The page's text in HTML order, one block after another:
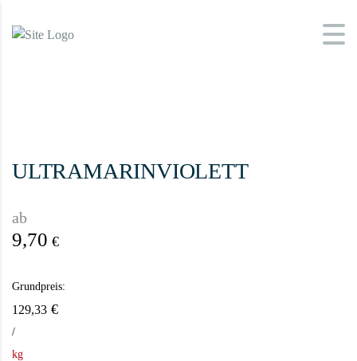
ULTRAMARINVIOLETT
ab
9,70 €
Grundpreis:
129,33 €
/
kg